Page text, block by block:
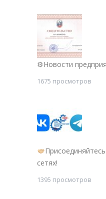
⚙Новости
1675 просмотров
сетях!
1395 просмотров